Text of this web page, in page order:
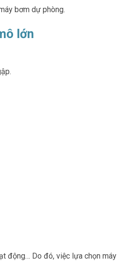
bơm dự phòng.
lớn
động… Do đó, việc lựa chọn máy